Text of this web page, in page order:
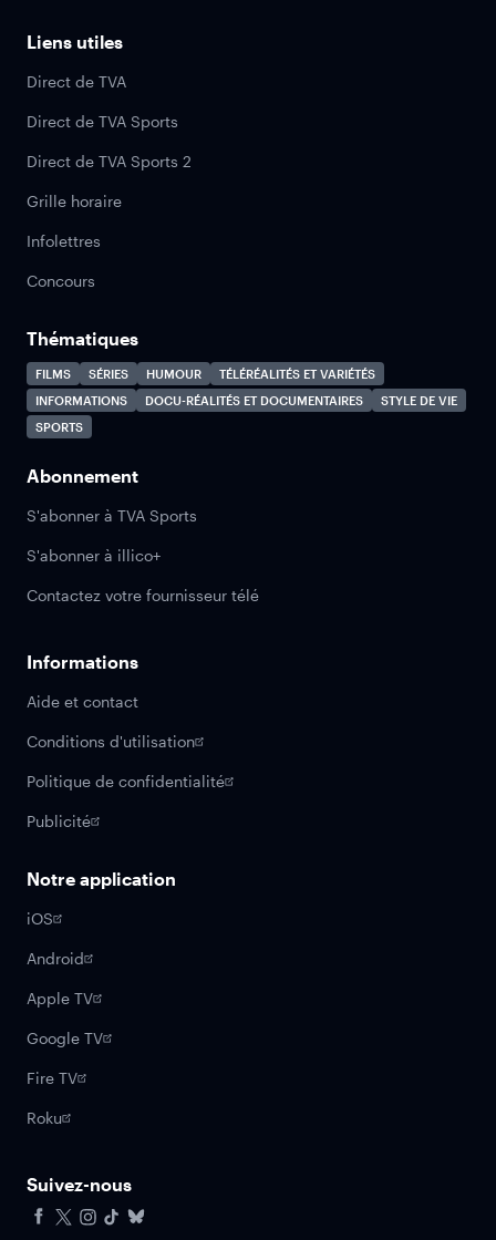
Liens utiles
Direct de TVA
Direct de TVA Sports
Direct de TVA Sports 2
Grille horaire
Infolettres
Concours
Thématiques
FILMS SÉRIES HUMOUR
TÉLÉRÉALITÉS ET VARIÉTÉS
INFORMATIONS
DOCU-RÉALITÉS ET DOCUMENTAIRES
STYLE DE VIE
SPORTS
Abonnement
S'abonner à TVA Sports
S'abonner à illico+
Contactez votre fournisseur télé
Informations
Aide et contact
Conditions d'utilisation
Politique de confidentialité
Publicité
Notre application
iOS
Android
Apple TV
Google TV
Fire TV
Roku
Suivez-nous